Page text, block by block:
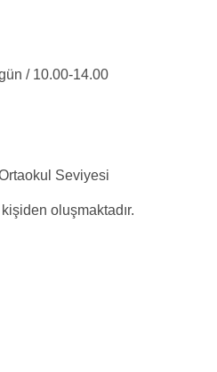
/ 10.00-14.00
Ortaokul Seviyesi
oluşmaktadır.